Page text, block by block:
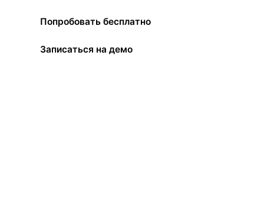
Попробовать бесплатно
Записаться на демо